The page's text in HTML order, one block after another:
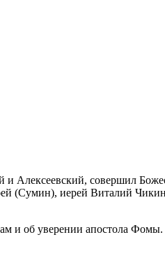
совершил
(Сумин), иерей Виталий
и об уверении апостола